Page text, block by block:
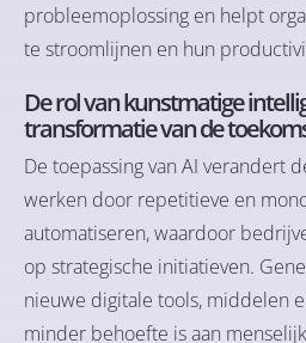
probleemoplossing en helpt
te stroomlijnen en hun
De rol van kunstmatige
transformatie van de
De toepassing van AI verandert
werken door repetitieve en
automatiseren, waardoor
op strategische initiatieven.
nieuwe digitale tools, middelen
minder behoefte is aan